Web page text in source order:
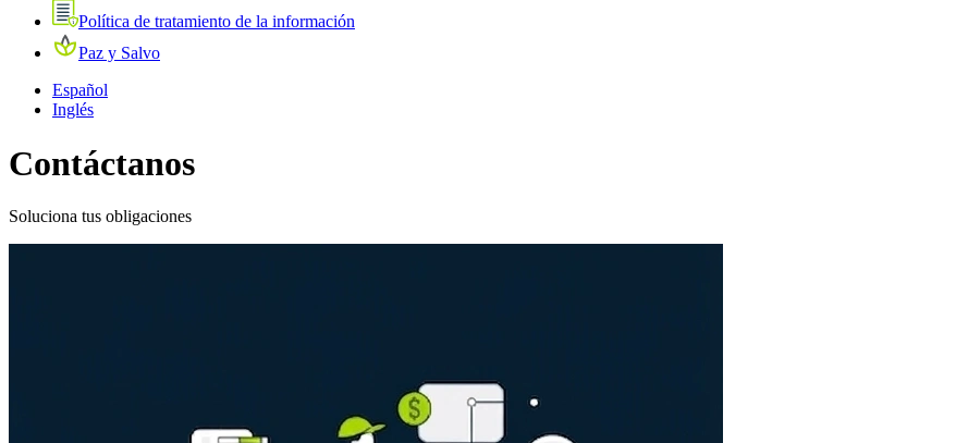
Política de tratamiento de la información
Paz y Salvo
Español
Inglés
Contáctanos
Soluciona tus obligaciones